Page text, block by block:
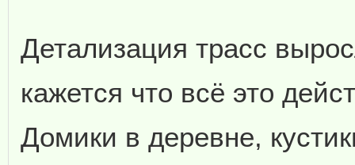
Детализация трасс
кажется что всё это
Домики в деревне,